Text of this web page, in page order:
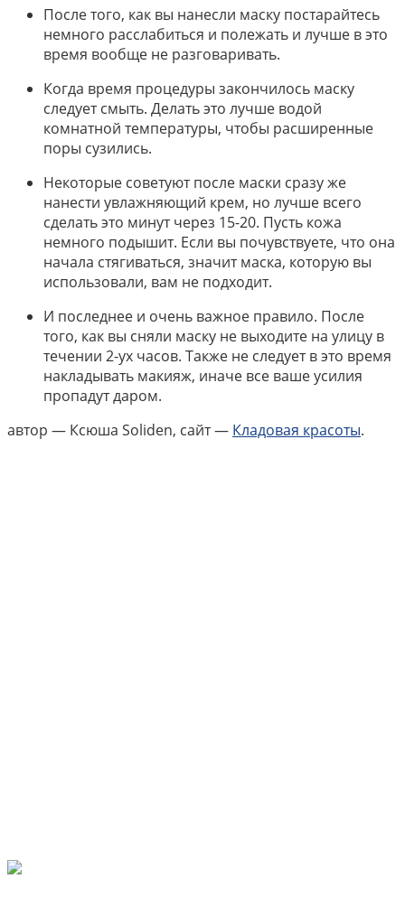
После того, как вы нанесли маску постарайтесь
немного расслабиться и полежать и лучше в это
время вообще не разговаривать.
Когда время процедуры закончилось маску
следует смыть. Делать это лучше водой
комнатной температуры, чтобы расширенные
поры сузились.
Некоторые советуют после маски сразу же
нанести увлажняющий крем, но лучше всего
сделать это минут через 15-20. Пусть кожа
немного подышит. Если вы почувствуете, что она
начала стягиваться, значит маска, которую вы
использовали, вам не подходит.
И последнее и очень важное правило. После
того, как вы сняли маску не выходите на улицу в
течении 2-ух часов. Также не следует в это время
накладывать макияж, иначе все ваше усилия
пропадут даром.
автор — Ксюша Soliden, сайт — Кладовая красоты.